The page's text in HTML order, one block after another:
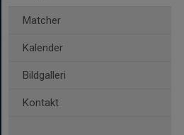
Matcher
Kalender
Bildgalleri
Kontakt